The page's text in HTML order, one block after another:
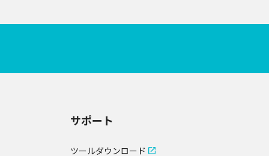
サポート
ツールダウンロード